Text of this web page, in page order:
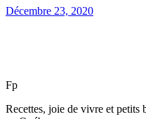
Décembre 23, 2020
Fp
Recettes, joie de vivre et petits